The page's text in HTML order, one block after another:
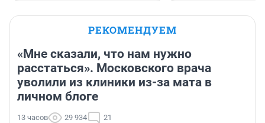
РЕКОМЕНДУЕМ
«Мне сказали, что нам нужно
расстаться». Московского врача
уволили из клиники из-за мата в
личном блоге
13 часов 29 934 21